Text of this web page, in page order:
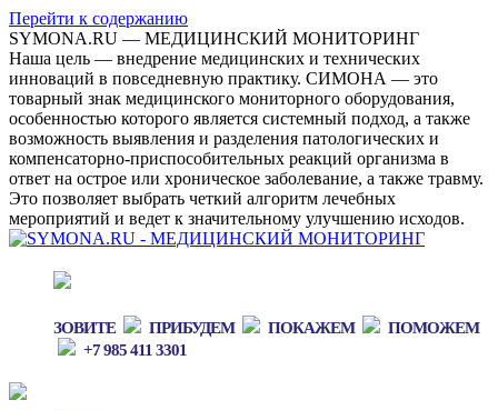
Перейти к содержанию
SYMONA.RU — МЕДИЦИНСКИЙ МОНИТОРИНГ
Наша цель — внедрение медицинских и технических
инноваций в повседневную практику. СИМОНА — это
товарный знак медицинского мониторного оборудования,
особенностью которого является системный подход, а также
возможность выявления и разделения патологических и
компенсаторно-приспособительных реакций организма в
ответ на острое или хроническое заболевание, а также травму.
Это позволяет выбрать четкий алгоритм лечебных
мероприятий и ведет к значительному улучшению исходов.
ЗОВИТЕ ПРИБУДЕМ ПОКАЖЕМ
ПОМОЖЕМ
+7 985 411 3301